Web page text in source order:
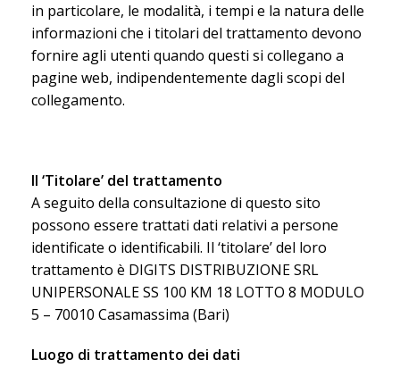
in particolare, le modalità, i tempi e la natura delle
informazioni che i titolari del trattamento devono
fornire agli utenti quando questi si collegano a
pagine web, indipendentemente dagli scopi del
collegamento.
Il ‘Titolare’ del trattamento
A seguito della consultazione di questo sito
possono essere trattati dati relativi a persone
identificate o identificabili. Il ‘titolare’ del loro
trattamento è DIGITS DISTRIBUZIONE SRL
UNIPERSONALE SS 100 KM 18 LOTTO 8 MODULO
5 – 70010 Casamassima (Bari)
Luogo di trattamento dei dati